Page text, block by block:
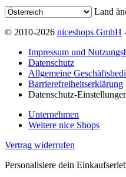
Land
© 2010-2026 niceshops GmbH
Impressum und
Datenschutz
Allgemeine
Barrierefreiheitserklärung
Datenschutz-
Unternehmen
Weitere nice Shops
Vertrag widerrufen
Personalisiere dein